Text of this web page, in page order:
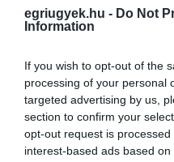
egriugyek.hu - Do Not
Information
If you wish to opt-out of the
processing of your personal
targeted advertising by us,
section to confirm your
opt-out request is
interest-based ads based
finnország
FINNORSZÁG BENYÚJTJA A
KÉRELMÉT
2022. május 12|Mindenki